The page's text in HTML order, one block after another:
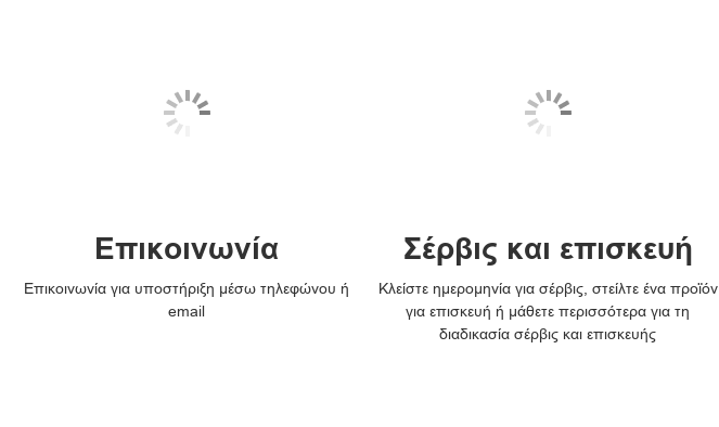
Επικοινωνία
Επικοινωνία για υποστήριξη μέσω τηλεφώνου ή
email
Σέρβις και επισκευή
Κλείστε ημερομηνία για σέρβις, στείλτε ένα προϊόν
για επισκευή ή μάθετε περισσότερα για τη
διαδικασία σέρβις και επισκευής